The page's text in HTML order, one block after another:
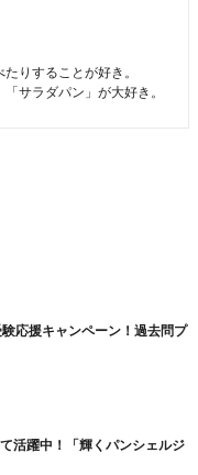
りすることが好き。
サラダパン」が大好き。
応援キャンペーン！過去問プ
活躍中！「輝くパンシェルジ